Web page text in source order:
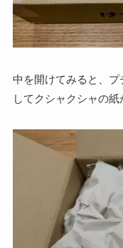
中を開けてみると、
してクシャクシャの紙